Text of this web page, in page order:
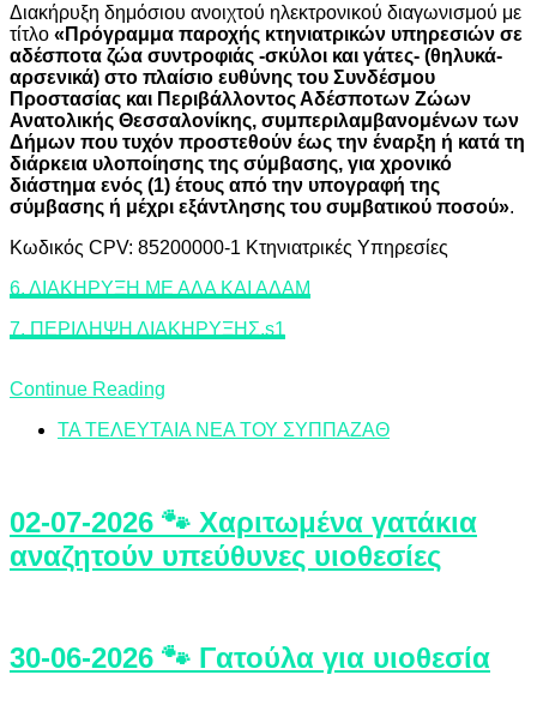
Διακήρυξη δημόσιου ανοιχτού ηλεκτρονικού διαγωνισμού με
τίτλο «Πρόγραμμα παροχής κτηνιατρικών υπηρεσιών σε
αδέσποτα ζώα συντροφιάς -σκύλοι και γάτες- (θηλυκά-
αρσενικά) στο πλαίσιο ευθύνης του Συνδέσμου
Προστασίας και Περιβάλλοντος Αδέσποτων Ζώων
Ανατολικής Θεσσαλονίκης, συμπεριλαμβανομένων των
Δήμων που τυχόν προστεθούν έως την έναρξη ή κατά τη
διάρκεια υλοποίησης της σύμβασης, για χρονικό
διάστημα ενός (1) έτους από την υπογραφή της
σύμβασης ή μέχρι εξάντλησης του συμβατικού ποσού».
Κωδικός CPV: 85200000-1 Κτηνιατρικές Υπηρεσίες
6. ΔΙΑΚΗΡΥΞΗ ΜΕ ΑΔΑ ΚΑΙ ΑΔΑΜ
7. ΠΕΡΙΛΗΨΗ ΔΙΑΚΗΡΥΞΗΣ.s1
Continue Reading
ΤΑ ΤΕΛΕΥΤΑΙΑ ΝΕΑ ΤΟΥ ΣΥΠΠΑΖΑΘ
02-07-2026 🐾 Χαριτωμένα γατάκια
αναζητούν υπεύθυνες υιοθεσίες
30-06-2026 🐾 Γατούλα για υιοθεσία